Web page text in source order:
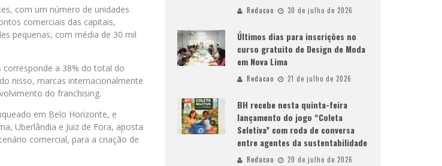
com um número de unidades
comerciais das capitais,
pequenas, com média de 30 mil
a 38% do total do
nisso, marcas internacionalmente
do franchising.
em Belo Horizonte, e
Uberlândia e Juiz de Fora, aposta
comercial, para a criação de
Redacao 30 de julho de 2026
Últimos dias para inscrições no
curso gratuito de Design de Moda
em Nova Lima
Redacao 21 de julho de 2026
BH recebe nesta quinta-feira
lançamento do jogo “Coleta
Seletiva” com roda de conversa
entre agentes da sustentabilidade
Redacao 20 de julho de 2026